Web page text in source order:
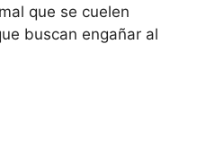
que se cuelen
buscan engañar al